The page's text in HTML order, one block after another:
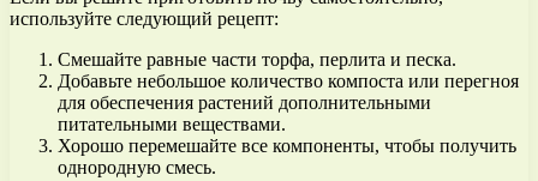
используйте следующий рецепт:
Смешайте равные части торфа, перлита и песка.
Добавьте небольшое количество компоста или перегноя
для обеспечения растений дополнительными
питательными веществами.
Хорошо перемешайте все компоненты, чтобы получить
однородную смесь.